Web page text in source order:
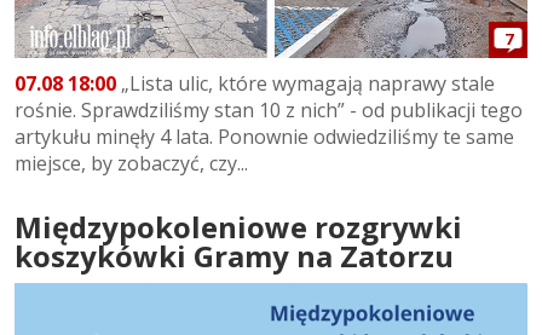
7
07.08 18:00 „Lista ulic, które wymagają naprawy stale
rośnie. Sprawdziliśmy stan 10 z nich” - od publikacji tego
artykułu minęły 4 lata. Ponownie odwiedziliśmy te same
miejsce, by zobaczyć, czy...
Międzypokoleniowe rozgrywki
koszykówki Gramy na Zatorzu